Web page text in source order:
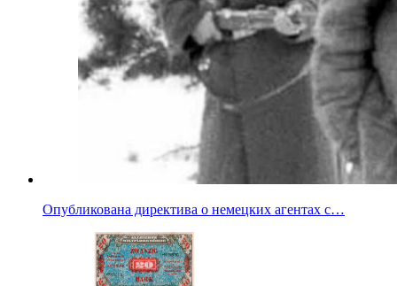
Опубликована директива о немецких агентах с…